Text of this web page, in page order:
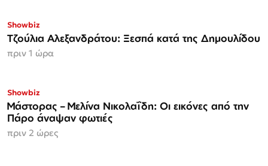
Showbiz
Τζούλια Αλεξανδράτου: Ξεσπά κατά της Δημουλίδου
πριν 1 ώρα
Showbiz
Μάστορας – Μελίνα Νικολαΐδη: Οι εικόνες από την
Πάρο άναψαν φωτιές
πριν 2 ώρες